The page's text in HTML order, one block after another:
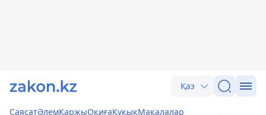
Қаз
СаясатӘлемҚаржыОқиғаҚұқықМақалалар